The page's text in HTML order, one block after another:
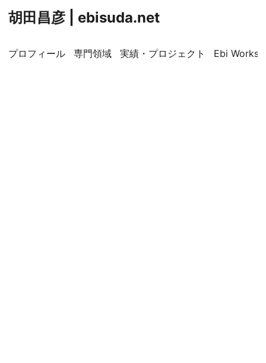
胡田昌彦 | ebisuda.net
プロフィール 専門領域 実績・プロジェクト Ebi